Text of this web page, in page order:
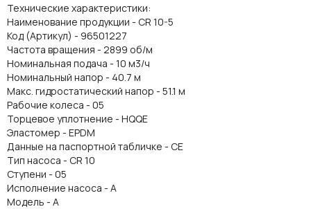
Технические характеристики:
Наименование продукции - CR 10-5
Код (Артикул) - 96501227
Частота вращения - 2899 об/м
Номинальная подача - 10 м3/ч
Номинальный напор - 40.7 м
Макс. гидростатический напор - 51.1 м
Рабочие колеса - 05
Торцевое уплотнение - HQQE
Эластомер - EPDM
Данные на паспортной табличке - CE
Тип насоса - CR 10
Ступени - 05
Исполнение насоса - A
Модель - A